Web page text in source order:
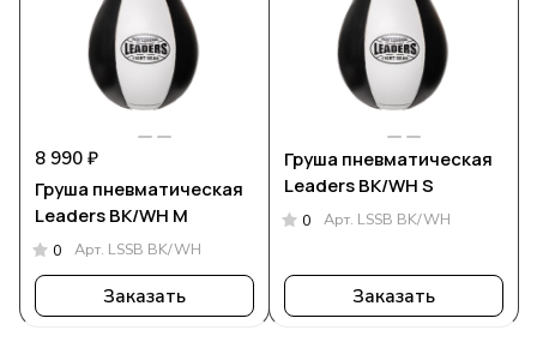
8 990 ₽
Груша пневматическая
Leaders BK/WH М
0 Арт. LSSB BK/WH
Заказать
Груша пневматическая
Leaders BK/WH S
0 Арт. LSSB BK/WH
Заказать